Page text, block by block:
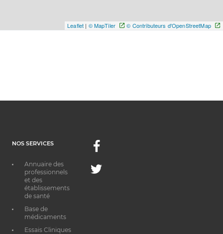
Leaflet | © MapTiler © Contributeurs d'OpenStreetMap
NOS SERVICES
Annuaire des
professionnels
et des
établissements
de santé
Base de
médicaments
Essais Cliniques
Facebook
Twitter